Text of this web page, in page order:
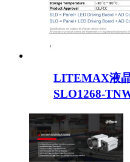
LITEMAX液
SLO1268-